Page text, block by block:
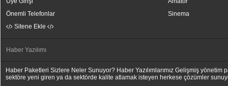
Önemli Telefonlar
Sitene Ekle
Sinema
Haber Yazılımı
Haber Paketleri Sizlere Neler Sunuyor? Haber Yazılımlarımız Gelişmiş
sektöre yeni giren ya da sektörde kalite atlamak isteyen herkese çözümler